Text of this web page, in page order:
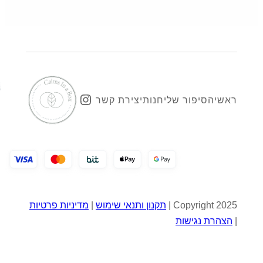
ראשיהסיפור שלי חנותיצירת קשר Instagram
Copyright 2025 | תקנון ותנאי שימוש|מדיניות פרטיות
הצהרת נגישות